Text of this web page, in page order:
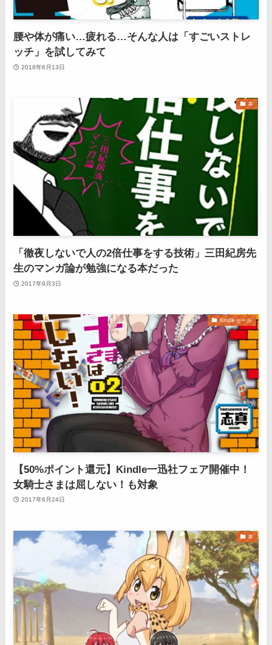
腰や体が痛い…疲れる…そんな人は「すごいストレ
ッチ」を試してみて
2018年6月13日
本
「徹夜しないで人の2倍仕事をする技術」三田紀房先
生のマンガ論が勉強になる本だった
2017年9月3日
Kindleセール
【50%ポイント還元】Kindle一迅社フェア開催中！
女騎士さまは屈しない！も対象
2017年6月24日
本